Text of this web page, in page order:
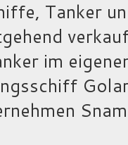
Tanker
im